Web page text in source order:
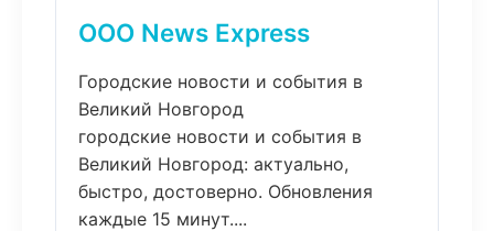
ООО News Express
Городские новости и события в
Великий Новгород
городские новости и события в
Великий Новгород: актуально,
быстро, достоверно. Обновления
каждые 15 минут....